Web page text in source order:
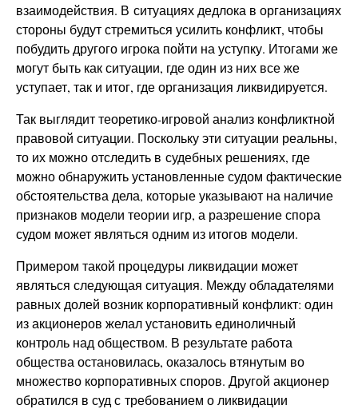
взаимодействия. В ситуациях дедлока в организациях
стороны будут стремиться усилить конфликт, чтобы
побудить другого игрока пойти на уступку. Итогами же
могут быть как ситуации, где один из них все же
уступает, так и итог, где организация ликвидируется.
Так выглядит теоретико-игровой анализ конфликтной
правовой ситуации. Поскольку эти ситуации реальны,
то их можно отследить в судебных решениях, где
можно обнаружить установленные судом фактические
обстоятельства дела, которые указывают на наличие
признаков модели теории игр, а разрешение спора
судом может являться одним из итогов модели.
Примером такой процедуры ликвидации может
являться следующая ситуация. Между обладателями
равных долей возник корпоративный конфликт: один
из акционеров желал установить единоличный
контроль над обществом. В результате работа
общества остановилась, оказалось втянутым во
множество корпоративных споров. Другой акционер
обратился в суд с требованием о ликвидации